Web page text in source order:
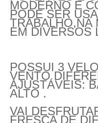
MODERNO E
PODE SER
TRABALHO,NA
EM DIVERSOS
POSSUI 3
VENTO
AJUSTÁVEIS:
ALTO .
VAI
FRESCA DE